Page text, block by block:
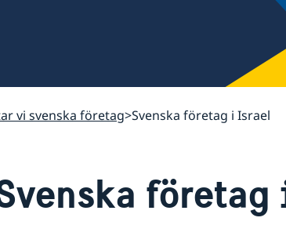
vi svenska företag Svenska företag i Israel